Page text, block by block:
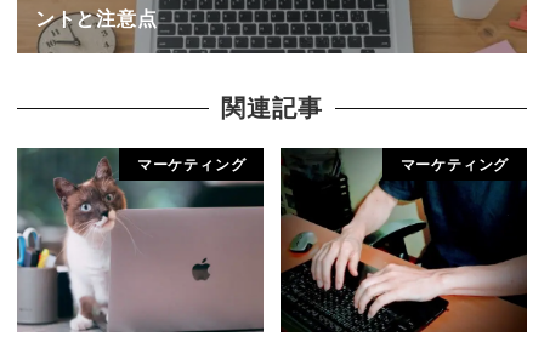
ントと注意点
関連記事
マーケティング マーケティング